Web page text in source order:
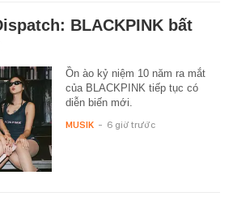
BLACKPINK bất
Ồn ào kỷ niệm 10 năm ra mắt
của BLACKPINK tiếp tục có
diễn biến mới.
MUSIK - 6 giờ trước